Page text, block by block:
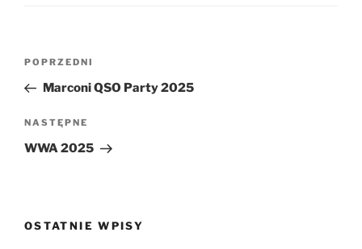
Nawigacja
Poprzedni
wpis
POPRZEDNI
Marconi QSO Party 2025
Następny
wpis
NASTĘPNE
WWA 2025
OSTATNIE WPISY